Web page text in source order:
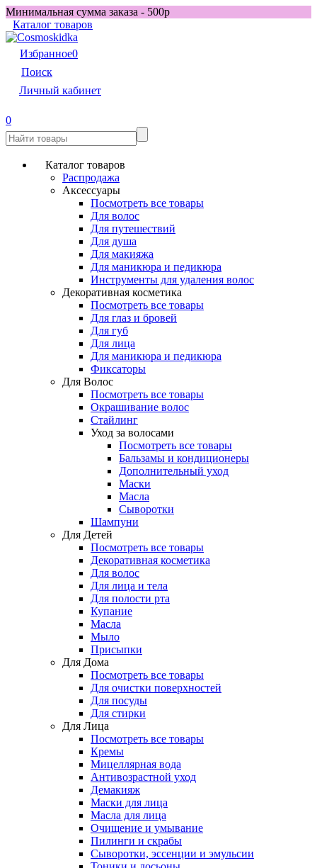
Минимальная сумма заказа - 500р
Каталог товаров
Избранное0
Поиск
Личный кабинет
0
Каталог товаров
Распродажа
Аксессуары
Посмотреть все товары
Для волос
Для путешествий
Для душа
Для макияжа
Для маникюра и педикюра
Инструменты для удаления волос
Декоративная косметика
Посмотреть все товары
Для глаз и бровей
Для губ
Для лица
Для маникюра и педикюра
Фиксаторы
Для Волос
Посмотреть все товары
Окрашивание волос
Стайлинг
Уход за волосами
Посмотреть все товары
Бальзамы и кондиционеры
Дополнительный уход
Маски
Масла
Сыворотки
Шампуни
Для Детей
Посмотреть все товары
Декоративная косметика
Для волос
Для лица и тела
Для полости рта
Купание
Масла
Мыло
Присыпки
Для Дома
Посмотреть все товары
Для очистки поверхностей
Для посуды
Для стирки
Для Лица
Посмотреть все товары
Кремы
Мицеллярная вода
Антивозрастной уход
Демакияж
Маски для лица
Масла для лица
Очищение и умывание
Пилинги и скрабы
Сыворотки, эссенции и эмульсии